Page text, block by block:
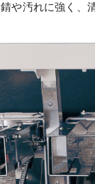
や汚れに強く、